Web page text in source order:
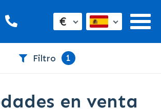
€
Filtro 1
en venta